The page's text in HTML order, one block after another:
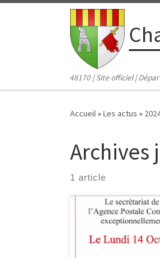
Passer au contenu
48170 | Site officiel |
Accueil»Les actus »
Archives
1 article